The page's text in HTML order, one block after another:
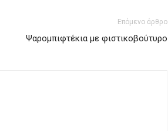
Επόμενο άρθρο
Ψαρομπιφτέκια με φιστικοβούτυρο